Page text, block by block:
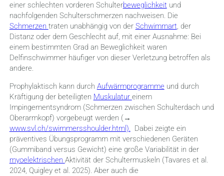
einer schlechten vorderen Schulterbeweglichkeitund
nachfolgenden Schulterschmerzen nachweisen. Die
Schmerzen traten unabhängig von der Schwimmart, der
Distanz oder dem Geschlecht auf, mit einer Ausnahme: Bei
einem bestimmten Grad an Beweglichkeit waren
Delfinschwimmer häufiger von dieser Verletzung betroffen als
andere.
Prophylaktisch kann durch Aufwärmprogramme und durch
Kräftigung der beteiligten Muskulatur einem
Impingementsyndrom (Schmerzen zwischen Schulterdach und
Oberarmkopf) vorgebeugt werden (→
www.svl.ch/swimmersshoulder.html). Dabei zeigte ein
präventives Übungsprogramm mit verschiedenen Geräten
(Gummiband versus Gewicht) eine große Variabilität in der
myoelektrischen Aktivität der Schultermuskeln (Tavares et al.
2024, Quigley et al. 2025). Aber auch die